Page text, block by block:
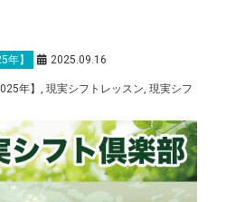
年】 2025.09.16
年】,現実シフトレッスン,現実シフ